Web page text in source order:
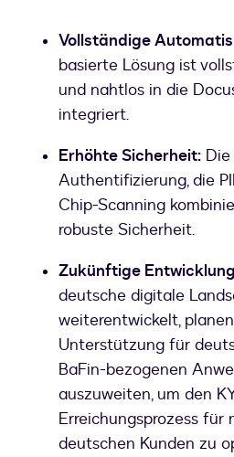
Vollständige
basierte Lösung ist
und nahtlos in die
integriert.
Erhöhte Sicherheit:
Authentifizierung, die
Chip-Scanning
robuste Sicherheit.
Zukünftige
deutsche digitale
weiterentwickelt,
Unterstützung für
BaFin-bezogenen
auszuweiten, um den
Erreichungsprozess für
deutschen Kunden zu